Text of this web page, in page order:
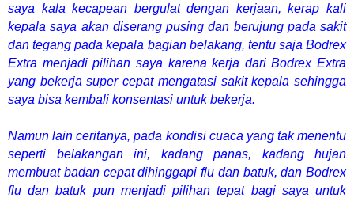
saya kala kecapean bergulat dengan kerjaan, kerap kali
kepala saya akan diserang pusing dan berujung pada sakit
dan tegang pada kepala bagian belakang, tentu saja Bodrex
Extra menjadi pilihan saya karena kerja dari Bodrex Extra
yang bekerja super cepat mengatasi sakit kepala sehingga
saya bisa kembali konsentasi untuk bekerja.
Namun lain ceritanya, pada kondisi cuaca yang tak menentu
seperti belakangan ini, kadang panas, kadang hujan
membuat badan cepat dihinggapi flu dan batuk, dan Bodrex
flu dan batuk pun menjadi pilihan tepat bagi saya untuk